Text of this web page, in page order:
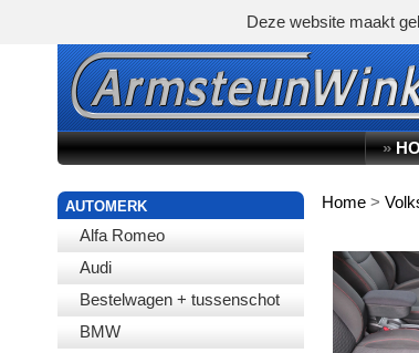
»
AUTOMERK
Alfa Romeo
Audi
Bestelwagen + tussenschot
BMW
Home >
WINKELWAGEN
Deze website maakt